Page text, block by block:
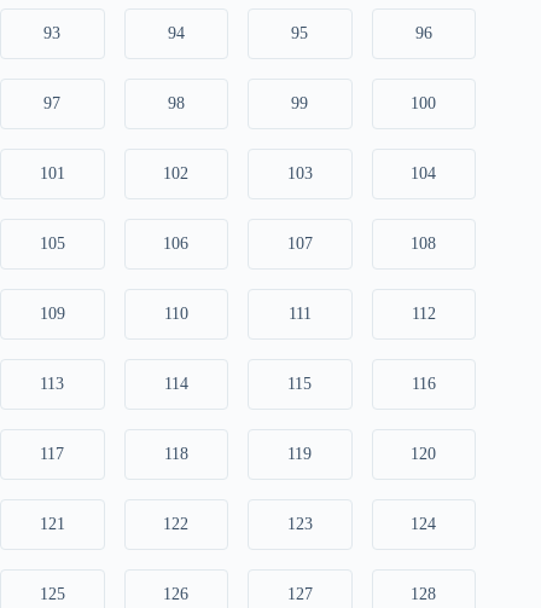
93 94 95 96
97 98 99 100
101 102 103 104
105 106 107 108
109 110 111 112
113 114 115 116
117 118 119 120
121 122 123 124
125 126 127 128